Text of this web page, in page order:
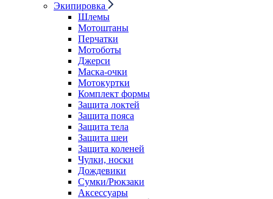
Экипировка
Шлемы
Мотоштаны
Перчатки
Мотоботы
Джерси
Маска-очки
Мотокуртки
Комплект формы
Защита локтей
Защита пояса
Защита тела
Защита шеи
Защита коленей
Чулки, носки
Дождевики
Сумки/Рюкзаки
Аксессуары